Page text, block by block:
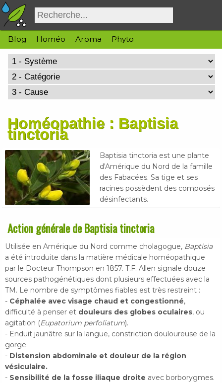
Blog Homéo Aroma Phyto
Homéopathie : Baptisia
tinctoria
Baptisia tinctoria est une plante
d'Amérique du Nord de la famille
des Fabacées. Sa tige et ses
racines possèdent des composés
désinfectants.
Action générale de Baptisia tinctoria
Utilisée en Amérique du Nord comme cholagogue, Baptisia
a été introduite dans la matière médicale homéopathique
par le Docteur Thompson en 1857. T.F. Allen signale douze
sources pathogénétiques dont plusieurs effectuées avec la
TM. Le nombre de symptômes fiables est très restreint :
- Céphalée avec visage chaud et congestionné,
difficulté à penser et douleurs des globes oculaires, ou
agitation (Eupatorium perfoliatum).
- Enduit jaunâtre sur la langue, constriction douloureuse de la
gorge.
- Distension abdominale et douleur de la région
vésiculaire.
- Sensibilité de la fosse iliaque droite avec borborygmes.